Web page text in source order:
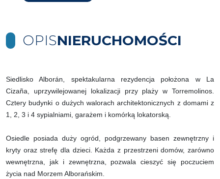
OPISNIERUCHOMOŚCI
Siedlisko Alborán, spektakularna rezydencja położona w La
Cizaña, uprzywilejowanej lokalizacji przy plaży w Torremolinos.
Cztery budynki o dużych walorach architektonicznych z domami z
1, 2, 3 i 4 sypialniami, garażem i komórką lokatorską.
Osiedle posiada duży ogród, podgrzewany basen zewnętrzny i
kryty oraz strefę dla dzieci. Każda z przestrzeni domów, zarówno
wewnętrzna, jak i zewnętrzna, pozwala cieszyć się poczuciem
życia nad Morzem Alborańskim.